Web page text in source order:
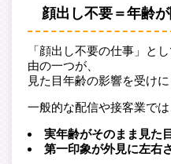
顔出し不要＝年齢
「顔出し不要の仕事」と
由の一つが、
見た目年齢の影響を受けに
一般的な配信や接客業では
実年齢がそのまま見た
第一印象が外見に左右